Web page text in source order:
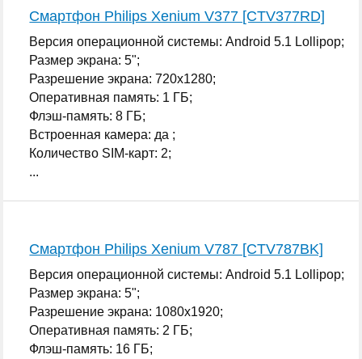
Смартфон Philips Xenium V377 [CTV377RD]
Версия операционной системы: Android 5.1 Lollipop;
Размер экрана: 5";
Разрешение экрана: 720x1280;
Оперативная память: 1 ГБ;
Флэш-память: 8 ГБ;
Встроенная камера: да ;
Количество SIM-карт: 2;
...
Смартфон Philips Xenium V787 [CTV787BK]
Версия операционной системы: Android 5.1 Lollipop;
Размер экрана: 5";
Разрешение экрана: 1080x1920;
Оперативная память: 2 ГБ;
Флэш-память: 16 ГБ;